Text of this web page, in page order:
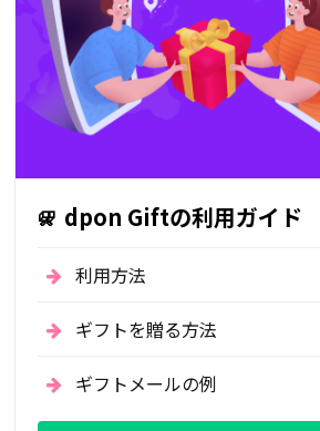
dpon Giftの利用ガイド
利用方法
ギフトを贈る方法
ギフトメールの例